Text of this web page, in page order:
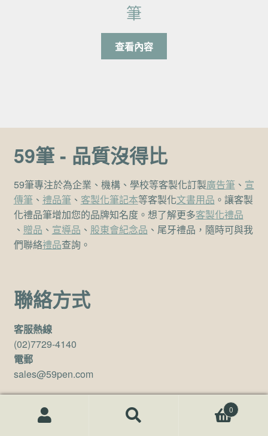
筆
查看內容
59筆 - 品質沒得比
59筆專注於為企業、機構、學校等客製化訂製廣告筆、 宣
傳筆、 禮品筆、 客製化筆記本等客製化文書用品 。讓客製
化禮品筆增加您的品牌知名度。想了解更多客製化禮品
、 贈品 、 宣導品 、 股東會紀念品 、尾牙禮品，隨時可與我
們聯絡禮品查詢。
聯絡方式
客服熱線
(02)7729-4140
電郵
sales@59pen.com
搜尋關鍵字:
0